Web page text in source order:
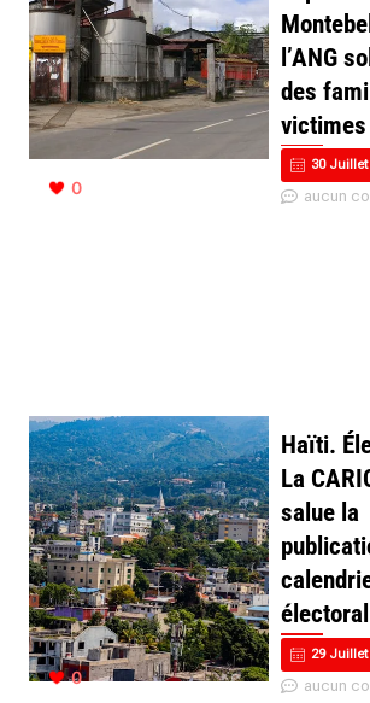
0
l’ANG
des
victimes
30 Juillet
aucun
0
Haïti.
La
salue la
électoral
29 Juillet
aucun